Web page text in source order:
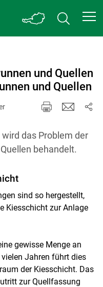
und Quellen
und Quellen
das Problem der
behandelt.
sind so hergestellt,
Kiesschicht zur Anlage
gewisse Menge an
Jahren führt dies
der Kiesschicht. Das
zur Quellfassung